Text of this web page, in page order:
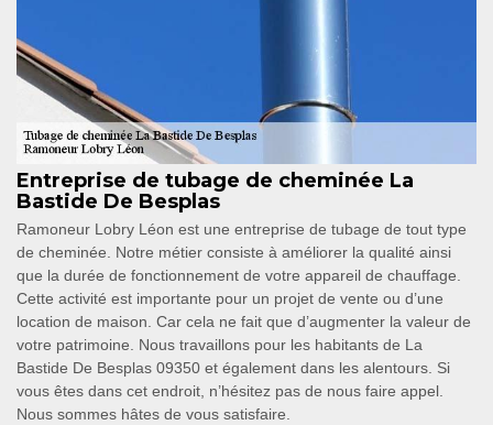
Entreprise de tubage de cheminée La
Bastide De Besplas
Ramoneur Lobry Léon est une entreprise de tubage de tout type
de cheminée. Notre métier consiste à améliorer la qualité ainsi
que la durée de fonctionnement de votre appareil de chauffage.
Cette activité est importante pour un projet de vente ou d’une
location de maison. Car cela ne fait que d’augmenter la valeur de
votre patrimoine. Nous travaillons pour les habitants de La
Bastide De Besplas 09350 et également dans les alentours. Si
vous êtes dans cet endroit, n’hésitez pas de nous faire appel.
Nous sommes hâtes de vous satisfaire.